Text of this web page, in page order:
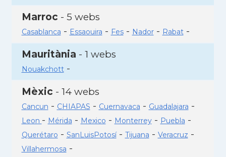
Marroc - 5 webs
Casablanca - Essaouira - Fes- Nador- Rabat-
Mauritània - 1 webs
Nouakchott-
Mèxic - 14 webs
Cancun - CHIAPAS - Cuernavaca - Guadalajara -
Leon - Mérida - Mexico - Monterrey- Puebla -
Querétaro - SanLuisPotosí- Tijuana - Veracruz -
Villahermosa -